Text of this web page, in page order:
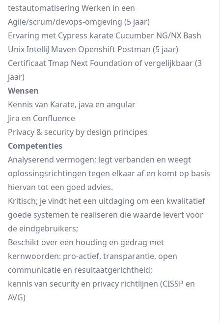
testautomatisering Werken in een
Agile/scrum/devops-omgeving (5 jaar)
Ervaring met Cypress karate Cucumber NG/NX Bash
Unix IntelliJ Maven Openshift Postman (5 jaar)
Certificaat Tmap Next Foundation of vergelijkbaar (3
jaar)
Wensen
Kennis van Karate, java en angular
Jira en Confluence
Privacy & security by design principes
Competenties
Analyserend vermogen; legt verbanden en weegt
oplossingsrichtingen tegen elkaar af en komt op basis
hiervan tot een goed advies.
Kritisch; je vindt het een uitdaging om een kwalitatief
goede systemen te realiseren die waarde levert voor
de eindgebruikers;
Beschikt over een houding en gedrag met
kernwoorden: pro-actief, transparantie, open
communicatie en resultaatgerichtheid;
kennis van security en privacy richtlijnen (CISSP en
AVG)